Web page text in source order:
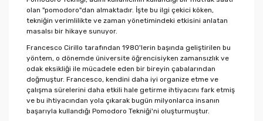
olan "pomodoro"dan almaktadır. İşte bu ilgi çekici köken,
tekniğin verimlilikte ve zaman yönetimindeki etkisini anlatan
masalsı bir hikaye sunuyor.
Francesco Cirillo tarafından 1980'lerin başında geliştirilen bu
yöntem, o dönemde üniversite öğrencisiyken zamansızlık ve
odak eksikliği ile mücadele eden bir bireyin çabalarından
doğmuştur. Francesco, kendini daha iyi organize etme ve
çalışma sürelerini daha etkili hale getirme ihtiyacını fark etmiş
ve bu ihtiyacından yola çıkarak bugün milyonlarca insanın
başarıyla kullandığı Pomodoro Tekniği'ni oluşturmuştur.